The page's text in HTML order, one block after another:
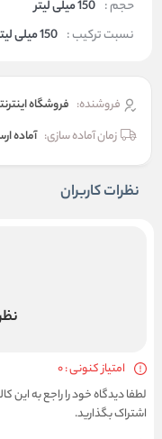
حجم : 150 میلی لیتر
نسبت ترکیب : 150 میلی لیتر
فروشنده: فروشگاه
زمان آماده سازی: آماده
نظرات کاربران
امتیاز کنونی : 0
لطفا دیدگاه خود را راجع به این
اشتراک بگذارید.